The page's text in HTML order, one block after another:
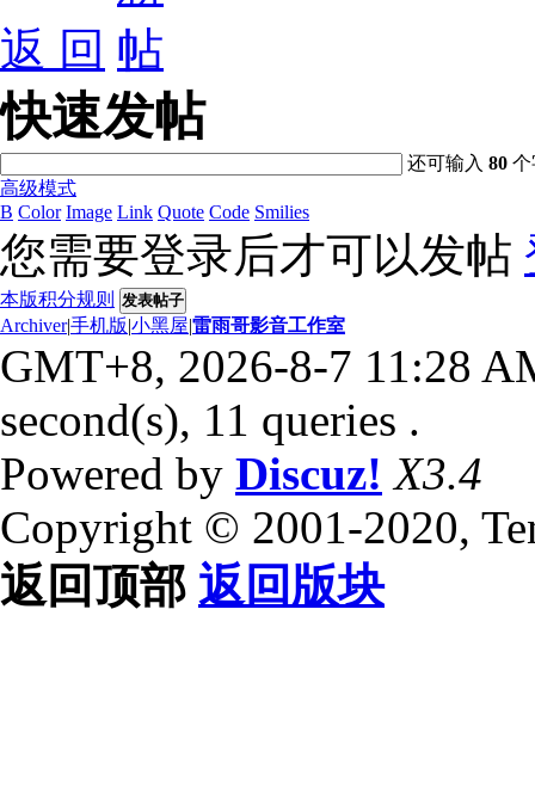
返 回
快速发帖
还可输入80 个
高级模式
B Color Image Link Quote Code Smilies
您需要登录后才可以发帖
本版积分规则 发表帖子
Archiver|手机版|小黑屋|雷雨哥影音工作室
GMT+8, 2026-8-7 11:28
second(s), 11 queries .
Powered by Discuz! X3.4
Copyright © 2001-2020,
返回顶部 返回版块